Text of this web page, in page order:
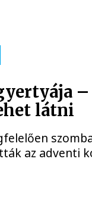
látni
az adventi